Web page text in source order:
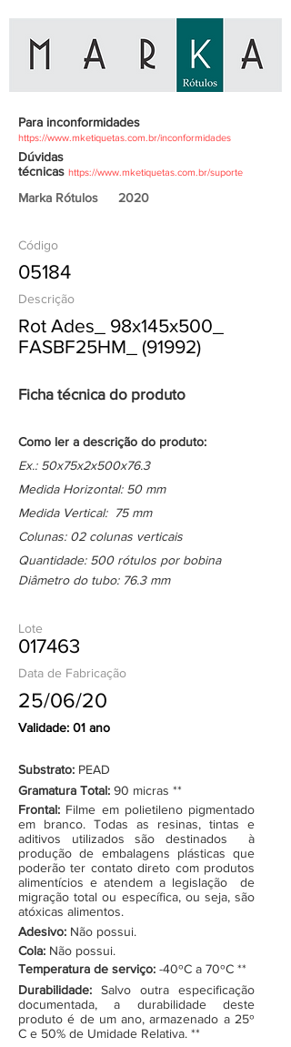
Para inconformidades
https://www.mketiquetas.com.br/inconformidades
Dúvidas
técnicas https://www.mketiquetas.com.br/suporte
Marka Rótulos 2020
Código
05184
Descrição
Rot Ades_ 98x145x500_
FASBF25HM_ (91992)
Ficha técnica do produto
Como ler a descrição do produto:
Ex.: 50x75x2x500x76.3
Medida Horizontal: 50 mm
Medida Vertical: 75 mm
Colunas: 02 colunas verticais
Quantidade: 500 rótulos por bobina
Diâmetro do tubo: 76.3 mm
Lote
017463
Data de Fabricação
25/06/20
Validade: 01 ano
Substrato: PEAD
Gramatura Total: 90 micras **
Frontal: Filme em polietileno pigmentado
em branco. Todas as resinas, tintas e
aditivos utilizados são destinados à
produção de embalagens plásticas que
poderão ter contato direto com produtos
alimentícios e atendem a legislação de
migração total ou específica, ou seja, são
atóxicas alimentos.
Adesivo: Não possui.
Cola: Não possui.
Temperatura de serviço: -40ºC a 70ºC **
Durabilidade: Salvo outra especificação
documentada, a durabilidade deste
produto é de um ano, armazenado a 25º
C e 50% de Umidade Relativa. **